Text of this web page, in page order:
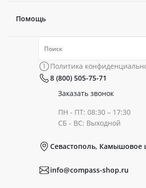
Новости
Политика конфиденциальности
Помощь
Коллекции
Политика
8 (800) 505-75-71
Заказать звонок
ПН - ПТ: 08:30 – 17:30
СБ - ВС: Выходной
Севастополь, Камышовое
info@compass-shop.ru